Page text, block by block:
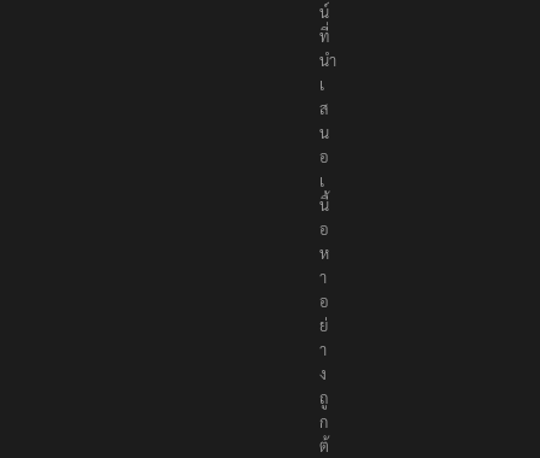
น์
ที่
นำ
เ
ส
น
อ
เ
นื้
อ
ห
า
อ
ย่
า
ง
ถู
ก
ต้